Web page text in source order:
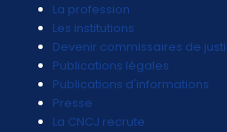
La profession
Les institutions
Devenir commissaires de
Publications légales
Publications d'informations
Presse
La CNCJ recrute